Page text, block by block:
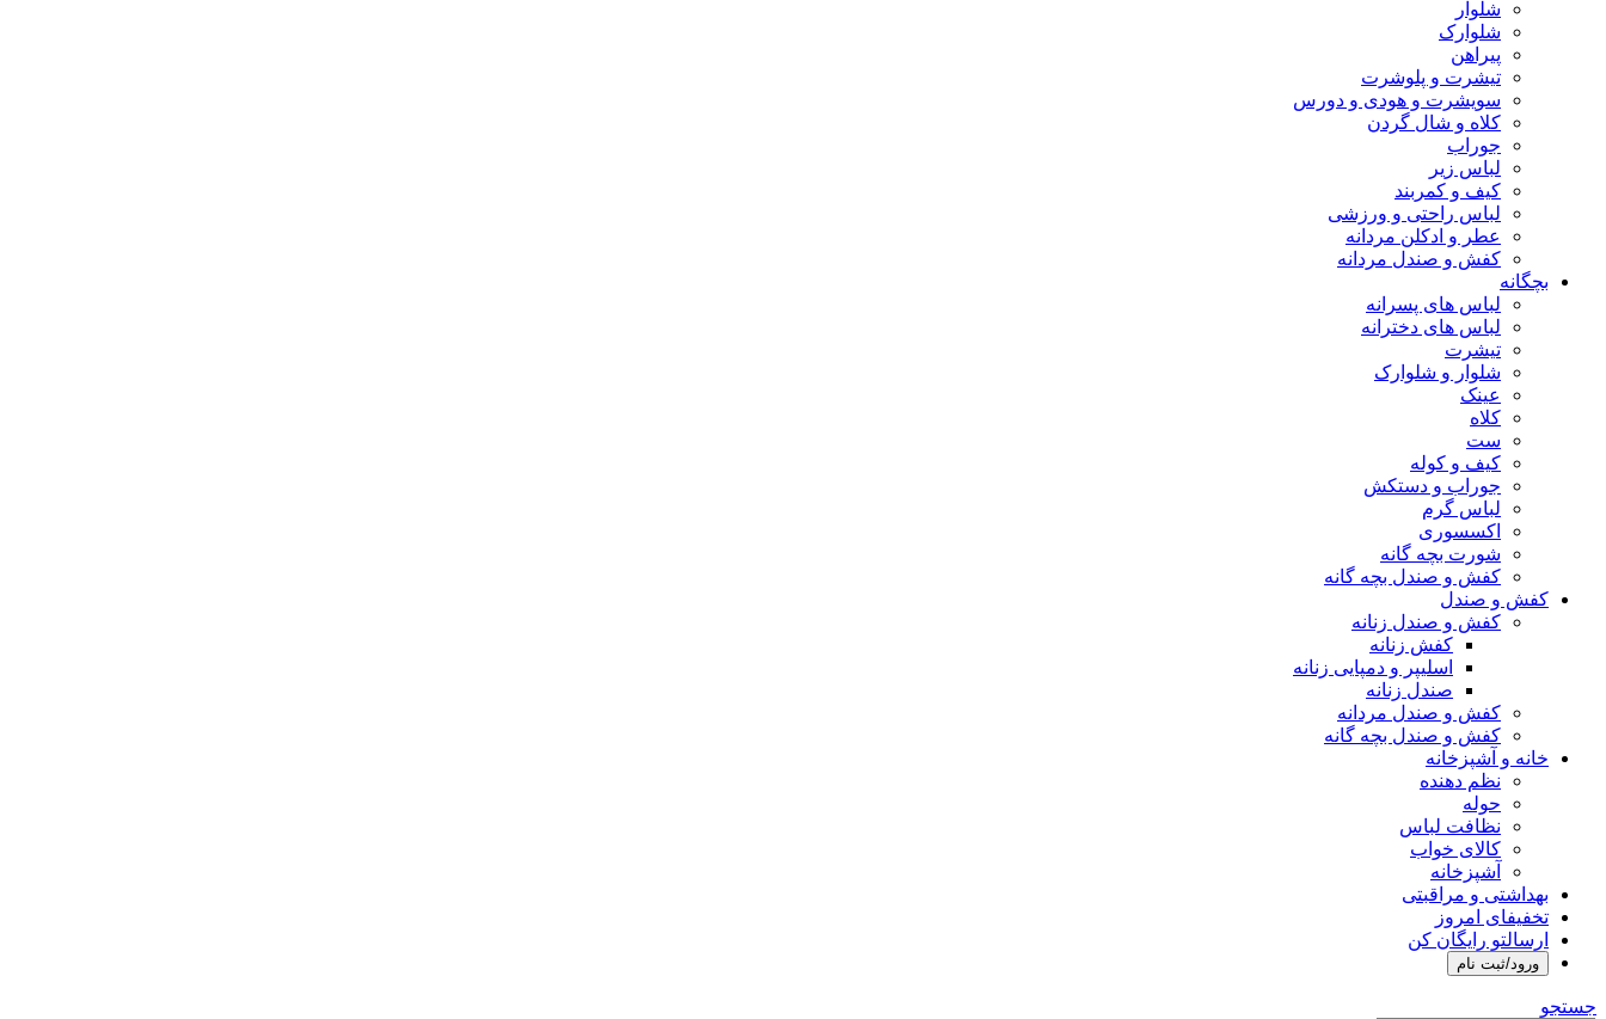
شلوار
شلوارک
پیراهن
تیشرت و پلوشرت
سویشرت و هودی و دورس
کلاه و شال گردن
جوراب
لباس زیر
کیف و کمربند
لباس راحتی و ورزشی
عطر و ادکلن مردانه
کفش و صندل مردانه
بچگانه
لباس های پسرانه
لباس های دخترانه
تیشرت
شلوار و شلوارک
عینک
کلاه
ست
کیف و کوله
جوراب و دستکش
لباس گرم
اکسسوری
شورت بچه گانه
کفش و صندل بچه گانه
کفش و صندل
کفش و صندل زنانه
کفش زنانه
اسلیپر و دمپایی زنانه
صندل زنانه
کفش و صندل مردانه
کفش و صندل بچه گانه
خانه و آشپزخانه
نظم دهنده
حوله
نظافت لباس
کالای خواب
آشپزخانه
بهداشتی و مراقبتی
تخفیفای امروز
ارسالتو رایگان کن
ورود/ثبت نام
جستجو